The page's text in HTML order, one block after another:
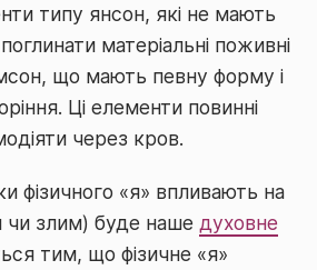
типу янсон, які не мають
матеріальні поживні
що мають певну форму і
Ці елементи повинні
через кров.
фізичного «я» впливають на
злим) буде наше духовне
тим, що фізичне «я»